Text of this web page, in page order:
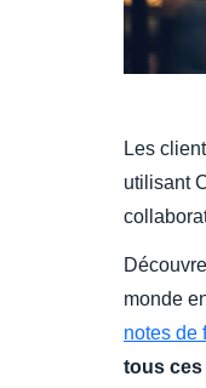
Les
utilisant
monde
notes de
tous